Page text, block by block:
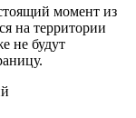
момент из
на территории
не будут